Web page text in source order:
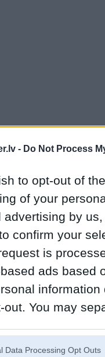
- Do Not Process
to opt-out of
of your
advertising by
confirm your
is
ads based
out. You may
Data Processing Opt Outs